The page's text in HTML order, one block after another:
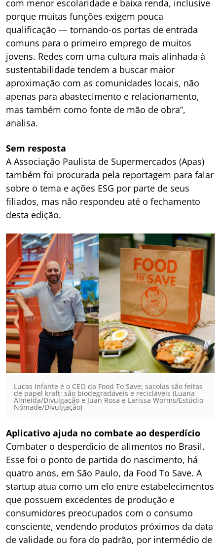
com menor escolaridade e baixa renda, inclusive
porque muitas funções exigem pouca
qualificação — tornando-os portas de entrada
comuns para o primeiro emprego de muitos
jovens. Redes com uma cultura mais alinhada à
sustentabilidade tendem a buscar maior
aproximação com as comunidades locais, não
apenas para abastecimento e relacionamento,
mas também como fonte de mão de obra”,
analisa.
Sem resposta
A Associação Paulista de Supermercados (Apas)
também foi procurada pela reportagem para falar
sobre o tema e ações ESG por parte de seus
filiados, mas não respondeu até o fechamento
desta edição.
Lucas Infante é o CEO da Food To Save; sacolas são feitas
de papel kraft: são biodegradáveis e recicláveis (Luana
Almeida/Divulgação e Juan Rosa e Larissa Worms/Estúdio
Nômade/Divulgação)
Aplicativo ajuda no combate ao desperdício
Combater o desperdício de alimentos no Brasil.
Esse foi o ponto de partida do nascimento, há
quatro anos, em São Paulo, da Food To Save. A
startup atua como um elo entre estabelecimentos
que possuem excedentes de produção e
consumidores preocupados com o consumo
consciente, vendendo produtos próximos da data
de validade ou fora do padrão, por intermédio de